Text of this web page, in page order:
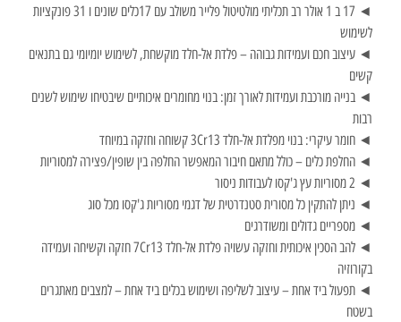
◄ 17 ב 1 אולר רב תכליתי מולטיטול פלייר משולב עם 17כלים שונים ו 31 פונקציות
לשימוש
◄ עיצוב חכם ועמידות גבוהה – פלדת אל-חלד מוקשחת, לשימוש יומיומי גם בתנאים
קשים
◄ בנייה מורכבת ועמידות לאורך זמן: בנוי מחומרים איכותיים שיבטיחו שימוש לשנים
רבות
◄ חומר עיקרי: בנוי מפלדת אל-חלד 3Cr13 קשוחה וחזקה במיוחד
◄ החלפת כלים – כולל מתאם חיבור המאפשר החלפה בין שופין/פצירה למסוריות
◄ 2 מסוריות עץ ג'קסו לעבודות ניסור
◄ ניתן להתקין כל מסורית סטנדרטית של דגמי מסוריות ג'קסו מכל סוג
◄ מספריים גדולים ומשודרגים
◄ להב הסכין איכותית וחזקה עשויה פלדת אל-חלד 7Cr13 חזקה וקשיחה ועמידה
בקורוזיה
◄ תפעול ביד אחת – עיצוב לשליפה ושימוש בכלים ביד אחת – למצבים מאתגרים
בשטח